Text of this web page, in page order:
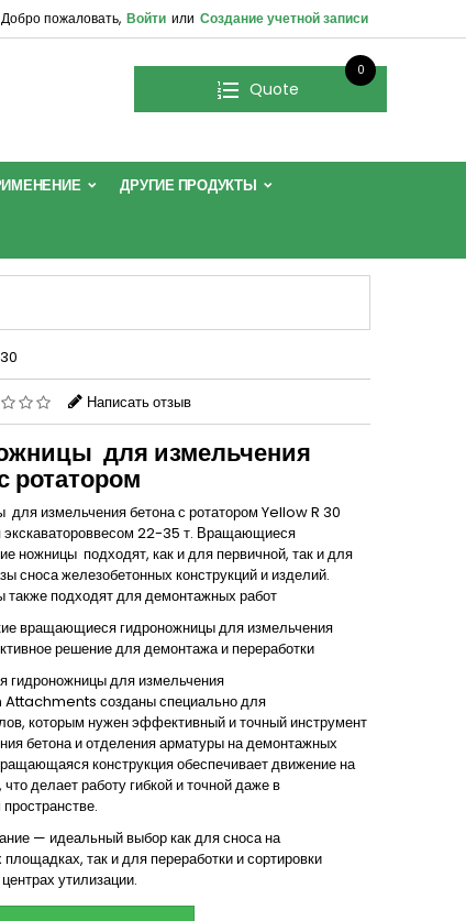
Добро пожаловать, Войти или Создание учетной записи
Quote
0
ДРУГИЕ ПРОДУКТЫ
Написать отзыв
для измельчения
ротатором
для измельчения бетона с ротатором Yellow R 30
22-35 т. Вращающиеся
ножницы подходят, как и для первичной, так и для
сноса железобетонных конструкций и изделий.
также подходят для демонтажных работ
вращающиеся гидроножницы для измельчения
решение для демонтажа и переработки
для измельчения
Attachments созданы специально для
которым нужен эффективный и точный инструмент
бетона и отделения арматуры на демонтажных
конструкция обеспечивает движение на
делает работу гибкой и точной даже в
— идеальный выбор как для сноса на
так и для переработки и сортировки
утилизации.